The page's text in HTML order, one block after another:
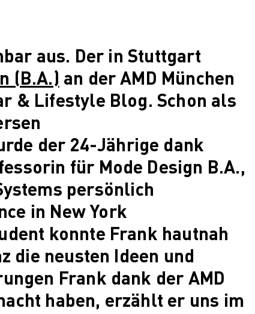
Design?
fashion
Management
Management
aus. Der in Stuttgart
(B.A.) an der AMD München
& Lifestyle Blog. Schon als
der 24-Jährige dank
für Mode Design B.A.,
persönlich
in New York
konnte Frank hautnah
die neusten Ideen und
Frank dank der AMD
haben, erzählt er uns im